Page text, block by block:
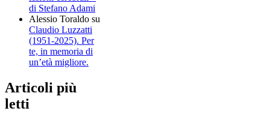
di Stefano Adami
Alessio Toraldo su
Claudio Luzzatti
(1951-2025). Per
te, in memoria di
un’età migliore.
Articoli più
letti